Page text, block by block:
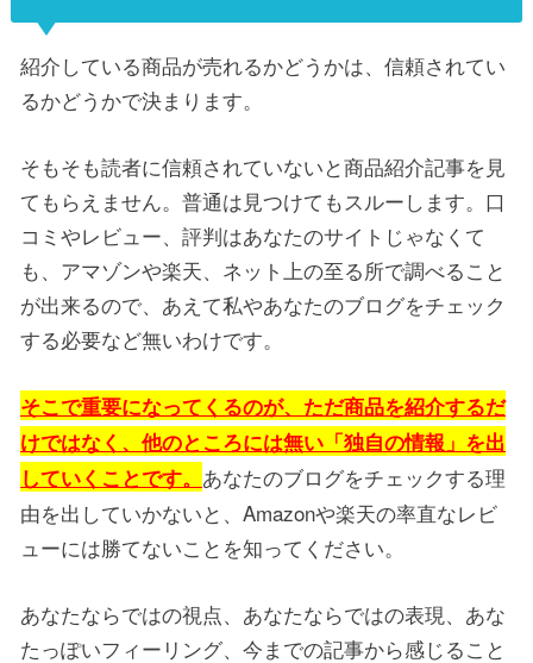
紹介している商品が売れるかどうかは、信頼されてい
るかどうかで決まります。
そもそも読者に信頼されていないと商品紹介記事を見
てもらえません。普通は見つけてもスルーします。口
コミやレビュー、評判はあなたのサイトじゃなくて
も、アマゾンや楽天、ネット上の至る所で調べること
が出来るので、あえて私やあなたのブログをチェック
する必要など無いわけです。
そこで重要になってくるのが、ただ商品を紹介するだ
けではなく、他のところには無い「独自の情報」を出
していくことです。 あなたのブログをチェックする理
由を出していかないと、Amazonや楽天の率直なレビ
ューには勝てないことを知ってください。
あなたならではの視点、あなたならではの表現、あな
たっぽいフィーリング、今までの記事から感じること